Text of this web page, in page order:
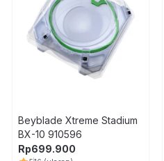
Beyblade Xtreme Stadium
BX-10 910596
Rp699.900